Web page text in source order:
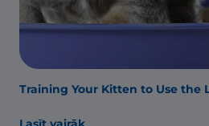
Training Your Kitten to Use the